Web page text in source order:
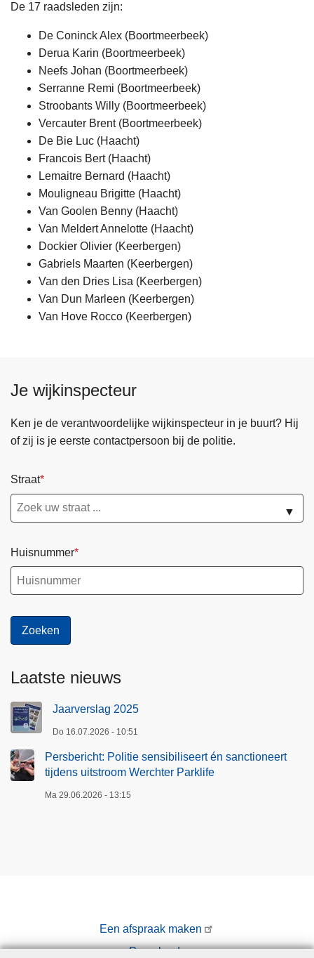
De 17 raadsleden zijn:
De Coninck Alex (Boortmeerbeek)
Derua Karin (Boortmeerbeek)
Neefs Johan (Boortmeerbeek)
Serranne Remi (Boortmeerbeek)
Stroobants Willy (Boortmeerbeek)
Vercauter Brent (Boortmeerbeek)
De Bie Luc (Haacht)
Francois Bert (Haacht)
Lemaitre Bernard (Haacht)
Mouligneau Brigitte (Haacht)
Van Goolen Benny (Haacht)
Van Meldert Annelotte (Haacht)
Dockier Olivier (Keerbergen)
Gabriels Maarten (Keerbergen)
Van den Dries Lisa (Keerbergen)
Van Dun Marleen (Keerbergen)
Van Hove Rocco (Keerbergen)
Je wijkinspecteur
Ken je de verantwoordelijke wijkinspecteur in je buurt? Hij
of zij is je eerste contactpersoon bij de politie.
Straat
▼
Huisnummer
Laatste nieuws
Jaarverslag 2025
Do 16.07.2026 - 10:51
Persbericht: Politie sensibiliseert én sanctioneert
tijdens uitstroom Werchter Parklife
Ma 29.06.2026 - 13:15
Een afspraak maken
Downloads